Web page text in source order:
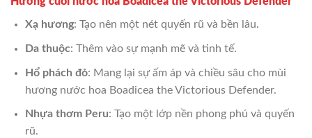
Xạ hương: Tạo nên một nét quyến rũ và bền lâu.
Da thuộc: Thêm vào sự mạnh mẽ và tinh tế.
Hổ phách đỏ: Mang lại sự ấm áp và chiều sâu cho mùi
hương nước hoa Boadicea the Victorious Defender.
Nhựa thơm Peru: Tạo một lớp nền phong phú và quyến
rũ.